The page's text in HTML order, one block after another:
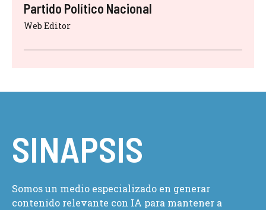
Partido Político Nacional
Web Editor
SINAPSIS
Somos un medio especializado en generar
contenido relevante con IA para mantener a